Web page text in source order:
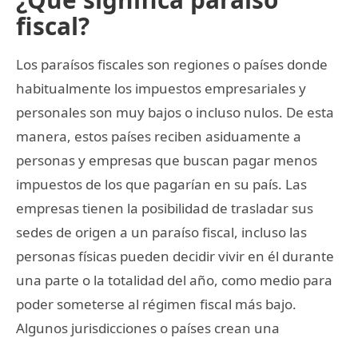
fiscal?
Los paraísos fiscales son regiones o países donde
habitualmente los impuestos empresariales y
personales son muy bajos o incluso nulos. De esta
manera, estos países reciben asiduamente a
personas y empresas que buscan pagar menos
impuestos de los que pagarían en su país. Las
empresas tienen la posibilidad de trasladar sus
sedes de origen a un paraíso fiscal, incluso las
personas físicas pueden decidir vivir en él durante
una parte o la totalidad del año, como medio para
poder someterse al régimen fiscal más bajo.
Algunos jurisdicciones o países crean una